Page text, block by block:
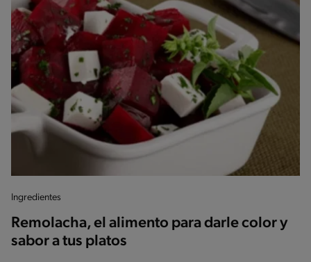
Ingredientes
Remolacha, el alimento para darle color y
sabor a tus platos